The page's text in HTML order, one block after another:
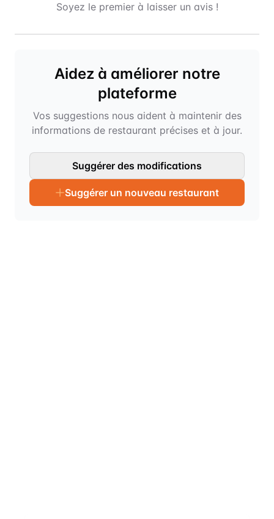
Soyez le premier à laisser un avis !
Aidez à améliorer notre
plateforme
Vos suggestions nous aident à maintenir des
informations de restaurant précises et à jour.
Suggérer des modifications
Suggérer un nouveau restaurant